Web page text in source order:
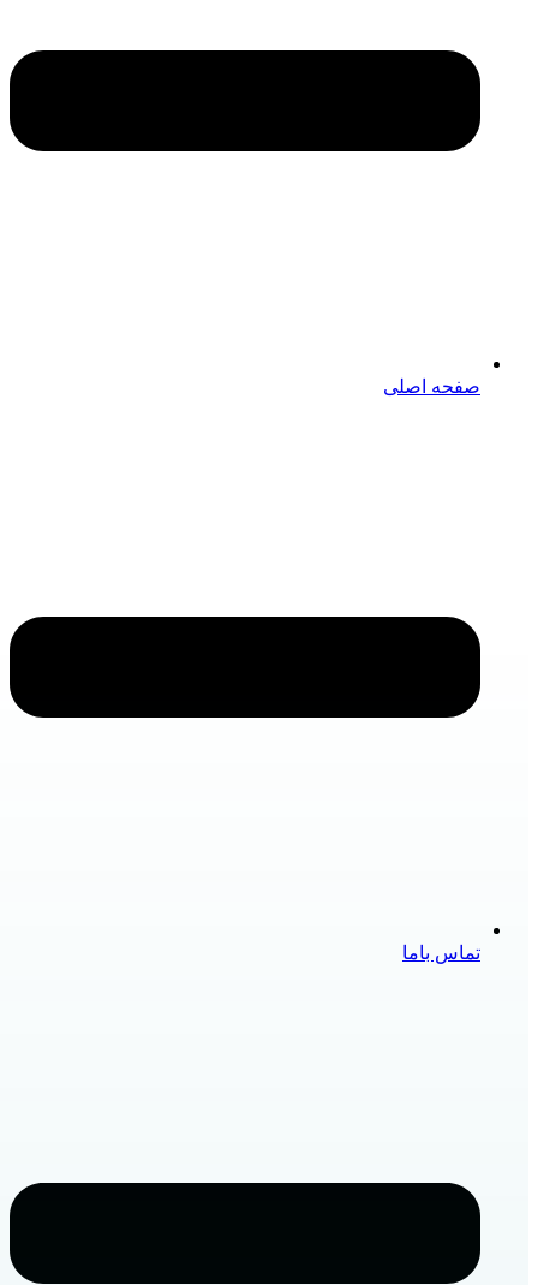
صفحه اصلی
تماس باما